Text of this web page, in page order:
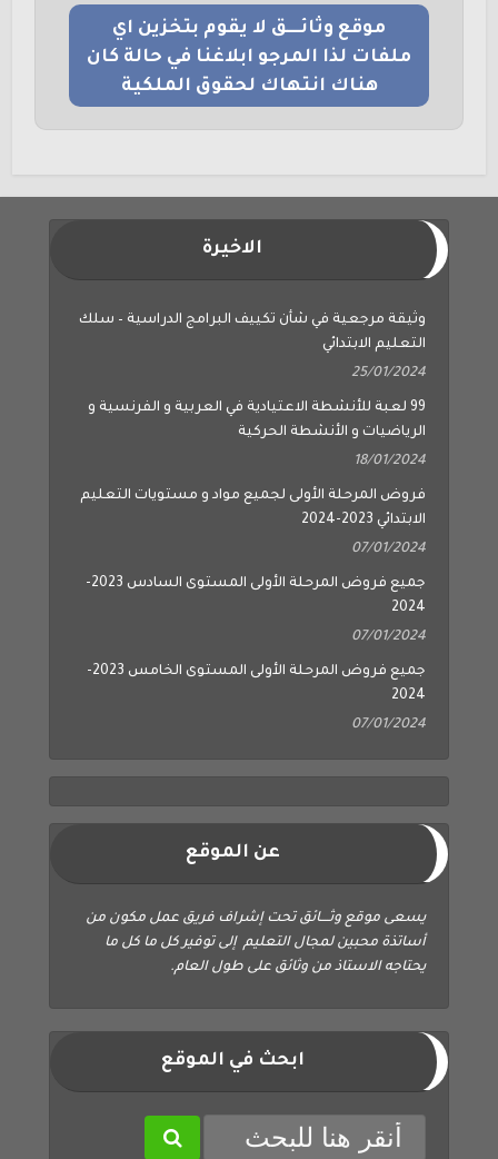
موقع وثائــــق لا يقوم بتخزين اي
ملفات لذا المرجو ابلاغنا في حالة كان
هناك انتهاك لحقوق الملكية
التعليم الابتدائي
25/01/2024
الرياضيات و الأنشطة الحركية
الابتدائي 2023-2024
07/01/2024
2024
2024
أساتذة محبين لمجال التعليم إلى توفير كل ما كل ما
يحتاجه الاستاذ من وثائق على طول العام.